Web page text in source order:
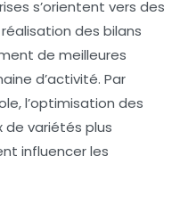
s’orientent vers des
des bilans
de meilleures
d’activité. Par
l’optimisation des
de variétés plus
influencer les